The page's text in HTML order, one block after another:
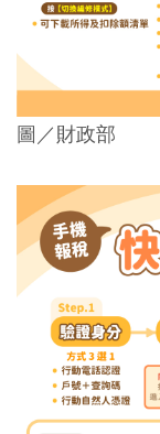
圖／財政部